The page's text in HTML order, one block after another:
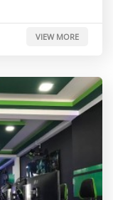
VIEW MORE